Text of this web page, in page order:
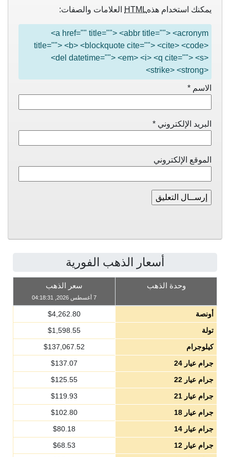
يمكنك استخدام هذهHTML العلامات والصفات:
<a href="" title=""> <abbr title=""> <acronym
title=""> <b> <blockquote cite=""> <cite> <code>
<del datetime=""> <em> <i> <q cite=""> <s>
<strike> <strong>
الاسم *
البريد الإلكتروني *
الموقع الإلكتروني
أسعار الذهب الفورية
وحدة الذهب سعر الذهب
7 أغسطس 2026, 04:18:31
أونصة $4,262.80
تولة
$1,598.55
كيلوجرام
$137,067.52
جرام عيار 24
$137.07
جرام عيار 22
$125.55
جرام عيار 21
$119.93
جرام عيار 18
$102.80
جرام عيار 14
$80.18
جرام عيار 12
$68.53